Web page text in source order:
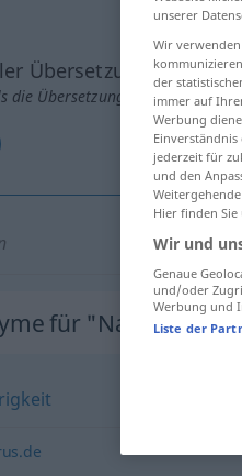
Übersetzungen
die Übersetzung anklicken/
für "Nationalität"
unserer
Wir
der
immer auf
Werbung
jederzeit für
und den
Hier finden Sie
Wir und
Genaue
und/oder
Werbung und
Liste der